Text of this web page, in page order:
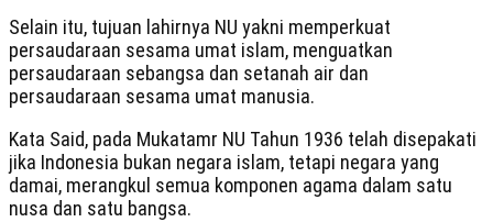
Selain itu, tujuan lahirnya NU yakni memperkuat
persaudaraan sesama umat islam, menguatkan
persaudaraan sebangsa dan setanah air dan
persaudaraan sesama umat manusia.
Kata Said, pada Mukatamr NU Tahun 1936 telah disepakati
jika Indonesia bukan negara islam, tetapi negara yang
damai, merangkul semua komponen agama dalam satu
nusa dan satu bangsa.